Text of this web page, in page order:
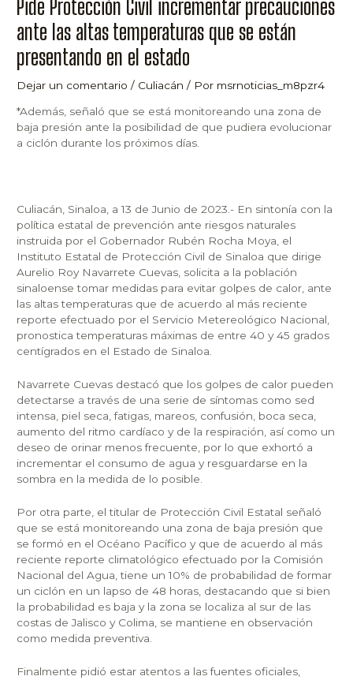
Pide Protección Civil incrementar precauciones
ante las altas temperaturas que se están
presentando en el estado
Dejar un comentario / Culiacán / Por msrnoticias_m8pzr4
*Además, señaló que se está monitoreando una zona de
baja presión ante la posibilidad de que pudiera evolucionar
a ciclón durante los próximos días.
Culiacán, Sinaloa, a 13 de Junio de 2023.- En sintonía con la
política estatal de prevención ante riesgos naturales
instruida por el Gobernador Rubén Rocha Moya, el
Instituto Estatal de Protección Civil de Sinaloa que dirige
Aurelio Roy Navarrete Cuevas, solicita a la población
sinaloense tomar medidas para evitar golpes de calor, ante
las altas temperaturas que de acuerdo al más reciente
reporte efectuado por el Servicio Metereológico Nacional,
pronostica temperaturas máximas de entre 40 y 45 grados
centígrados en el Estado de Sinaloa.
Navarrete Cuevas destacó que los golpes de calor pueden
detectarse a través de una serie de síntomas como sed
intensa, piel seca, fatigas, mareos, confusión, boca seca,
aumento del ritmo cardíaco y de la respiración, así como un
deseo de orinar menos frecuente, por lo que exhortó a
incrementar el consumo de agua y resguardarse en la
sombra en la medida de lo posible.
Por otra parte, el titular de Protección Civil Estatal señaló
que se está monitoreando una zona de baja presión que
se formó en el Océano Pacífico y que de acuerdo al más
reciente reporte climatológico efectuado por la Comisión
Nacional del Agua, tiene un 10% de probabilidad de formar
un ciclón en un lapso de 48 horas, destacando que si bien
la probabilidad es baja y la zona se localiza al sur de las
costas de Jalisco y Colima, se mantiene en observación
como medida preventiva.
Finalmente pidió estar atentos a las fuentes oficiales,